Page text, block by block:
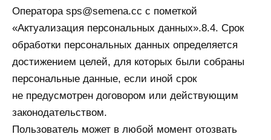
Оператора sps@semena.cc с пометкой
«Актуализация персональных данных».8.4. Срок
обработки персональных данных определяется
достижением целей, для которых были собраны
персональные данные, если иной срок
не предусмотрен договором или действующим
законодательством.
Пользователь может в любой момент отозвать